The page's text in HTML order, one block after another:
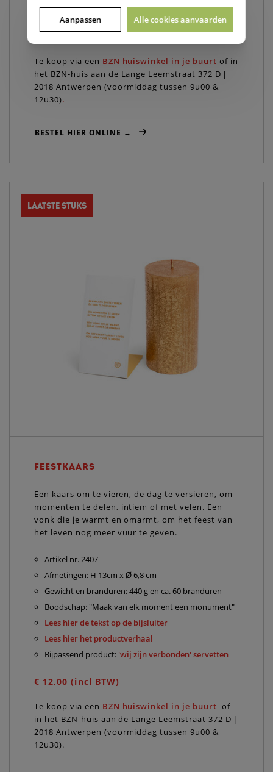
Lees hier het productenverhaal
Te koop via een BZN huiswinkel in je buurt of in
het BZN-huis aan de Lange Leemstraat 372 D |
2018 Antwerpen (voormiddag tussen 9u00 &
12u30).
BESTEL HIER ONLINE →
LAATSTE STUKS
FEESTKAARS
Een kaars om te vieren, de dag te versieren, om
momenten te delen, intiem of met velen. Een
vonk die je warmt en omarmt, om het feest van
het leven nog meer vuur te geven.
Artikel nr. 2407
Afmetingen: H 13cm x Ø6,8 cm
Gewicht en branduren: 440 g en ca. 60 branduren
Boodschap: "Maak van elk moment een monument"
Lees hier de tekst op de bijsluiter
Lees hier het productverhaal
Bijpassend product: 'wij zijn verbonden' servetten
€ 12,00 (incl BTW)
Te koop via een BZN huiswinkel in je buurt of
in het BZN-huis aan de Lange Leemstraat 372 D |
2018 Antwerpen (voormiddag tussen 9u00 &
12u30).
Aanpassen Alle cookies aanvaarden